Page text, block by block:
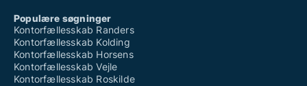
Populære søgninger
Kontorfællesskab Randers
Kontorfællesskab Kolding
Kontorfællesskab Horsens
Kontorfællesskab Vejle
Kontorfællesskab Roskilde